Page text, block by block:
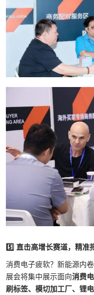
5️⃣ 直击高增长赛道，精准
消费电子疲软？新能源内
展会将集中展示面向消费
刷标签、模切加工厂、锂